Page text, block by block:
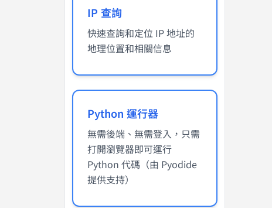
IP 查詢
快速查詢和定位 IP 地址的
地理位置和相關信息
Python 運行器
無需後端、無需登入，只需
打開瀏覽器即可運行
Python 代碼（由 Pyodide
提供支持）